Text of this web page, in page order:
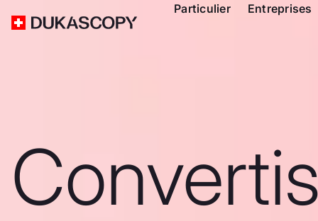
Particulier Entreprises